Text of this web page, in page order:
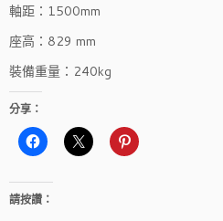
軸距：1500mm
座高：829 mm
裝備重量：240kg
分享：
請按讚：